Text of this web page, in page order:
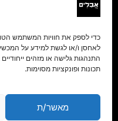
לאחסן ו/או לגשת למידע על
התנהגות גלישה או מזהים
תכונות ופונקציות מסוימות.
מאשר/ת